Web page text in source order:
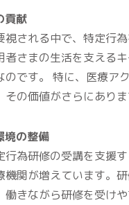
貢献
視される中で、特定行
者さまの生活を支える
のです。 特に、医療ア
の価値がさらにありま
境の整備
行為研修の受講を支援
機関が増えています。
働きながら研修を受け